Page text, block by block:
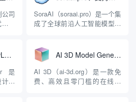
给
计。它目前支持包括
Antigravity IDE、Codex、
GitHub Copilo...
司
模
视
模
阵
的
SoraAI（soraai.pro）是一个集
成了全球前沿人工智能模型的
者、营销人员及广大用户提供
一站式、开箱即用的视觉内容
生成解决方案。网站的核心优
势在于其强大的多模型聚合能
AntigravityProxyLauncher：免TUN全局代理使用Antigravity IDE
是
的
AI 3D Model Generator：通过文本和图像快速生成3D模型的在线工具
AI 3D（ai-3d.org）是一款免
费、高效且零门槛的在线AI